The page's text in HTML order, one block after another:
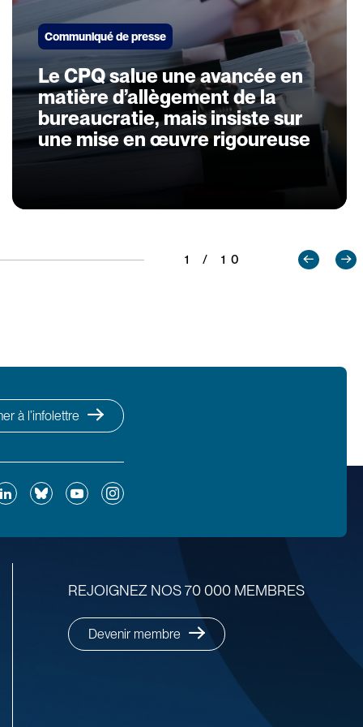
Communiqué de presse
Le CPQ salue une avancée en
matière d’allègement de la
bureaucratie, mais insiste sur
une mise en œuvre rigoureuse
1 / 10
à l’infolettre
BlueskyYouTubeInstagram
REJOIGNEZ NOS 70 000 MEMBRES
Devenir membre